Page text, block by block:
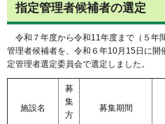
指定管理者候補者の選定
令和７年度から令和11年度まで（５年
管理者候補者を、令和６年10月15日に
定管理者選定委員会で選定しました。
施設名
募
集
方
募集期間